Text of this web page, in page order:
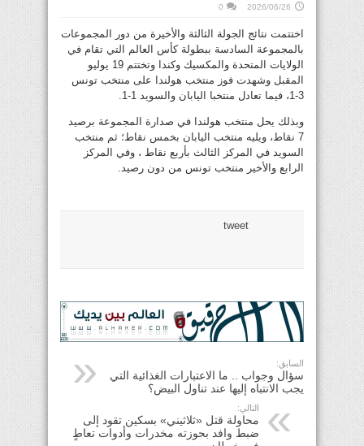
2026/06/26
0
اختتمت نتائج الجولة الثالثة والأخيرة من دور المجموعات
بالمجموعة السادسة ببطولة كأس العالم التي تقام في
الولايات المتحدة والمكسيك وكندا وتختتم 19 يوليو
المقبل وشهدت فوز منتخب هولندا على منتخب تونس
3-1، فيما تعادل منتخبا اليابان والسويد 1-1.
وبذلك يحل منتخب هولندا في صدارة المجموعة برصيد
7 نقاط، ويليه منتخب اليابان بخمس نقاط؛ ثم منتخب
السويد في المركز الثالث بأربع نقاط ، وفي المركز
الرابع والأخير منتخب تونس من دون رصيد.
tweet
السابق:
سؤال وجواب .. ما الاعتبارات الغذائية التي
يجب الانتباه إليها عند تناول البيض؟
التالي:
محاولة قتل «ثلاثيني» بسكين تقود إلى
ضبط وافد بحوزته مخدرات وأدوات تعاطٍ